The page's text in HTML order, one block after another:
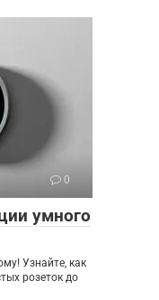
0
умного
Узнайте, как
розеток до